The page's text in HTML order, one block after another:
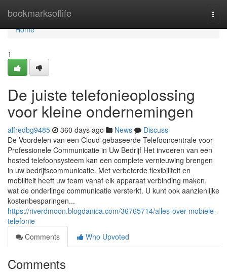
bookmarksoflife
Home
Home
1
De juiste telefonieoplossing
voor kleine ondernemingen
alfredbg9485 360 days ago News
Discuss
De Voordelen van een Cloud-gebaseerde Telefooncentrale voor
Professionele Communicatie in Uw Bedrijf Het invoeren van een
hosted telefoonsysteem kan een complete vernieuwing brengen
in uw bedrijfscommunicatie. Met verbeterde flexibiliteit en
mobiliteit heeft uw team vanaf elk apparaat verbinding maken,
wat de onderlinge communicatie versterkt. U kunt ook aanzienlijke
kostenbesparingen...
https://riverdmoon.blogdanica.com/36765714/alles-over-mobiele-
telefonie
Comments
Who Upvoted
Comments